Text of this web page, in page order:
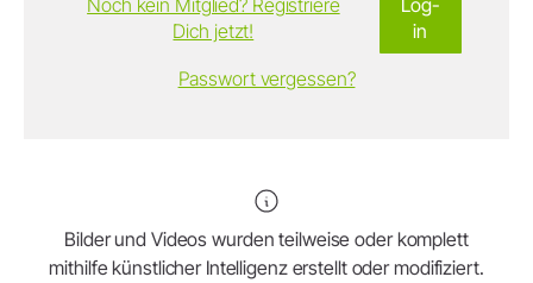
Log-
in
Noch kein Mitglied? Registriere
Dich jetzt!
Passwort vergessen?
Bilder und Videos wurden teilweise oder komplett
mithilfe künstlicher Intelligenz erstellt oder modifiziert.